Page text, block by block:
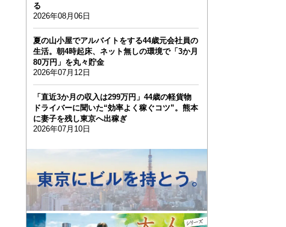
る
2026年08月06日
夏の山小屋でアルバイトをする44歳元会社員の
生活。朝4時起床、ネット無しの環境で「3か月
80万円」を丸々貯金
2026年07月12日
「直近3か月の収入は299万円」44歳の軽貨物
ドライバーに聞いた“効率よく稼ぐコツ”。熊本
に妻子を残し東京へ出稼ぎ
2026年07月10日